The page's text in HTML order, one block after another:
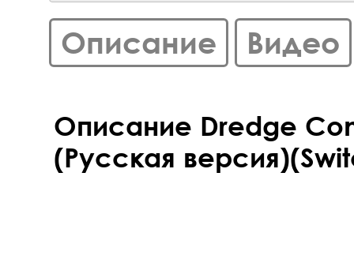
Описание Видео
Описание Dredge
(Русская